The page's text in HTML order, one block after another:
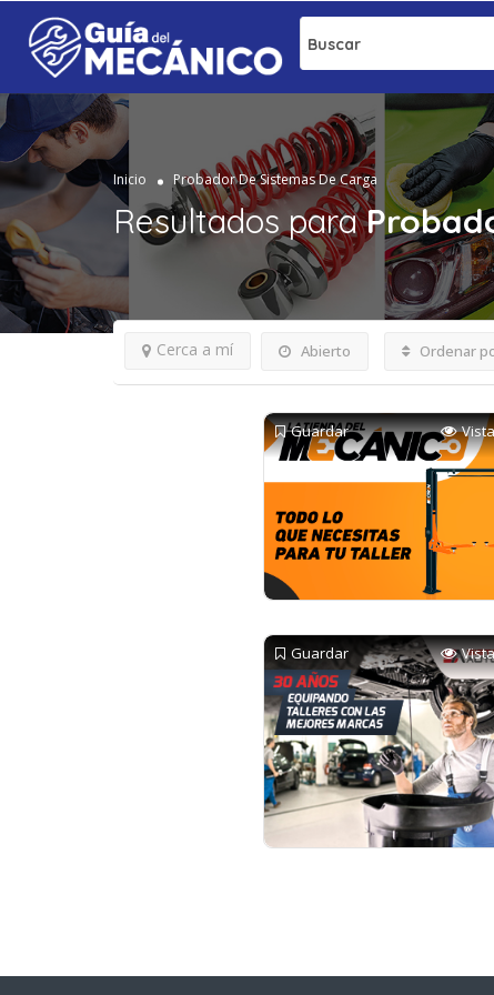
Buscar
Inicio Probador De Sistemas De Carga
Resultados para
Abierto
Cerca a mí Ordenar
Guardar
Guardar